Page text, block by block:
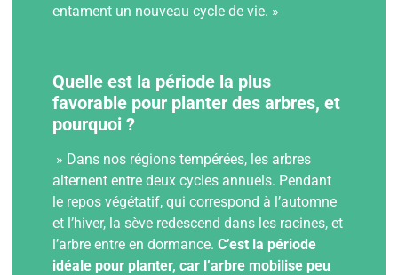
entament un nouveau cycle de vie. »
Quelle est la période la plus
favorable pour planter des arbres, et
pourquoi ?
» Dans nos régions tempérées, les arbres
alternent entre deux cycles annuels. Pendant
le repos végétatif, qui correspond à l’automne
et l’hiver, la sève redescend dans les racines, et
l’arbre entre en dormance.C’est la période
idéale pour planter, car l’arbre mobilise peu